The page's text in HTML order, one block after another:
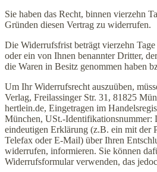
Sie haben das Recht, binnen vierzehn
Gründen diesen Vertrag zu widerrufen.
Die Widerrufsfrist beträgt vierzehn
oder ein von Ihnen benannter Dritter,
die Waren in Besitz genommen haben
Um Ihr Widerrufsrecht auszuüben,
Verlag, Freilassinger Str. 31, 81825
hertlein.de, Eingetragen im
München, USt.-Identifikationsnummer:
eindeutigen Erklärung (z.B. ein mit der
Telefax oder E-Mail) über Ihren
widerrufen, informieren. Sie können
Widerrufsformular verwenden, das